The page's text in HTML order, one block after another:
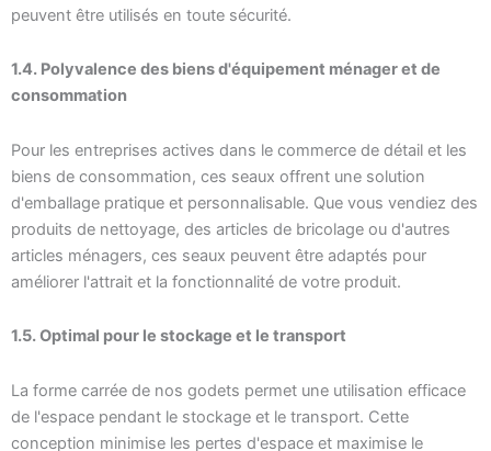
peuvent être utilisés en toute sécurité.
1.4. Polyvalence des biens d'équipement ménager et de
consommation
Pour les entreprises actives dans le commerce de détail et les
biens de consommation, ces seaux offrent une solution
d'emballage pratique et personnalisable. Que vous vendiez des
produits de nettoyage, des articles de bricolage ou d'autres
articles ménagers, ces seaux peuvent être adaptés pour
améliorer l'attrait et la fonctionnalité de votre produit.
1.5. Optimal pour le stockage et le transport
La forme carrée de nos godets permet une utilisation efficace
de l'espace pendant le stockage et le transport. Cette
conception minimise les pertes d'espace et maximise le